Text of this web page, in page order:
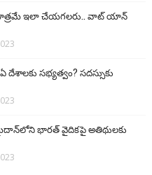
మాత్రమే ఇలా చేయగలరు.. వాట్ యాన్
దేశాలకు సభ్యత్వం? సదస్సుకు
మైదాన్‌లోని భారత్ వైదికపై అతిథులకు